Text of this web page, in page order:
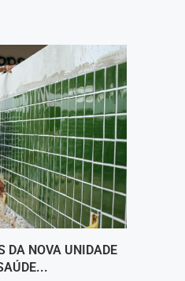
DA NOVA UNIDADE